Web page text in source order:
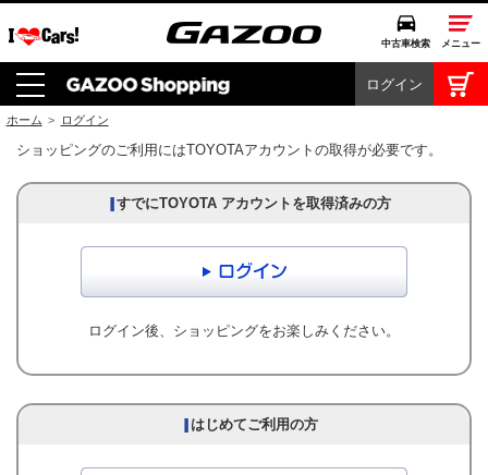
中古車検索 メニュー
中古車検索 クルマカタログ
愛車広場
クルマ情報
コラム・エッセイ
ログイン
ホーム > ログイン
ショッピングのご利用にはTOYOTAアカウントの取得が必要です。
ログイン後、ショッピングをお楽しみください。